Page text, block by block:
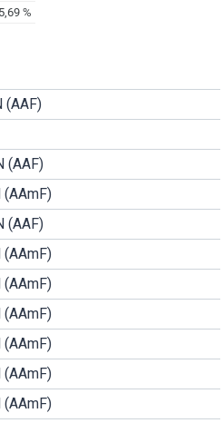
(AAF)
(AAF)
(AAF)